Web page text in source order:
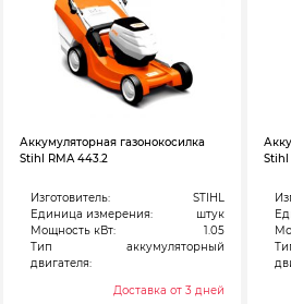
Аккумуляторная газонокосилка
Stihl RMA 443.2
Изготовитель:
STIHL
Единица измерения:
штук
Мощность кВт:
1.05
Тип
двигателя:
аккумуляторный
Доставка от 3 дней
Stihl